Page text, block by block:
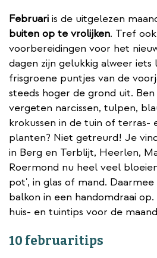
Februari is de uitgelezen
buiten op te vrolijken. Tref
voorbereidingen voor het
dagen zijn gelukkig alweer
frisgroene puntjes van de
steeds hoger de grond uit.
vergeten narcissen, tulpen,
krokussen in de tuin of
planten? Niet getreurd! Je
in Berg en Terblijt, Heerlen,
Roermond nu heel veel
pot', in glas of mand.
balkon in een handomdraai
huis- en tuintips voor de
10 februaritips